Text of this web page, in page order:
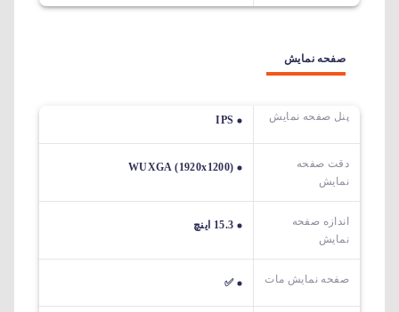
صفحه نمایش
پنل صفحه نمایش IPS
دقت صفحه
نمایش
WUXGA (1920x1200)
اندازه صفحه
نمایش
15.3 اینچ
صفحه نمایش مات ✅